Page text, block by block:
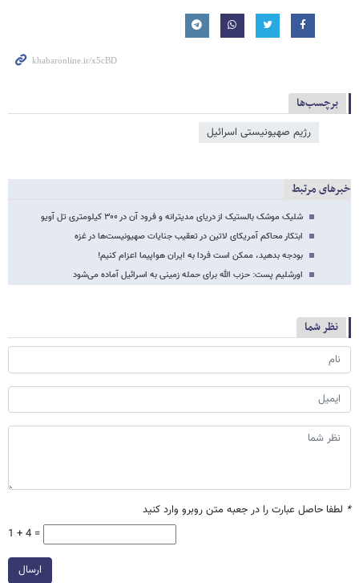
برچسب‌ها
رژیم صهیونیستی اسرائیل
خبرهای مرتبط
شلیک موشک بالستیک از دریای مدیترانه و فرود آن در ۳۰۰ کیلومتری تل آویو
ابتکار محاکم آمریکای لاتین در تعقیب جنایات صهیونیست‌ها در غزه
بودجه بدهید، ممکن است فردا به ایران هواپیما اعزام کنیم!
اورشلیم پست: حزب الله برای حمله زمینی به اسرائیل آماده می‌شود
نظر شما
* لطفا حاصل عبارت را در جعبه متن روبرو وارد کنید
1 + 4 =
ارسال